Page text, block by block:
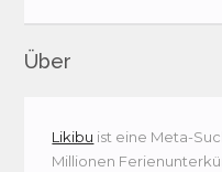
Über
Likibu ist eine Meta-
Millionen